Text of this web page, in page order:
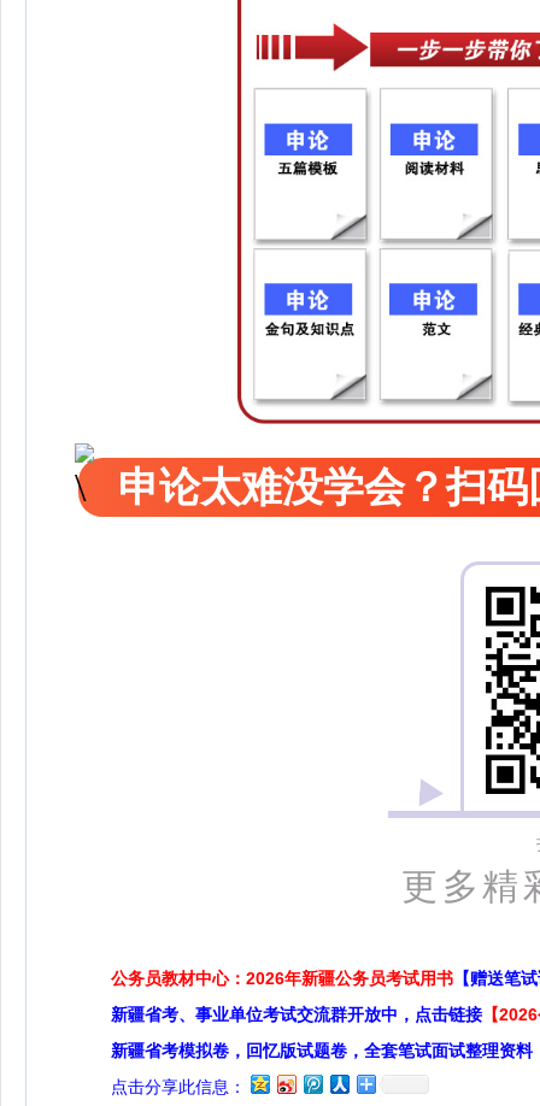
申论太难没学会？扫
更多精
公务员教材中心：2026年新疆公务员考试用书 【赠送笔
新疆省考、事业单位考试交流群开放中，点击链接 【
新疆省考模拟卷，回忆版试题卷，全套笔试面试整理资料
点击分享此信息：